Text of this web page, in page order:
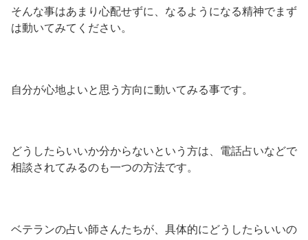
そんな事はあまり心配せずに、なるようになる精神でまず
は動いてみてください。
自分が心地よいと思う方向に動いてみる事です。
どうしたらいいか分からないという方は、電話占いなどで
相談されてみるのも一つの方法です。
ベテランの占い師さんたちが、具体的にどうしたらいいの